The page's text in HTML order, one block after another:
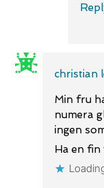
christian
Min fru
numera
ingen
Ha en fin